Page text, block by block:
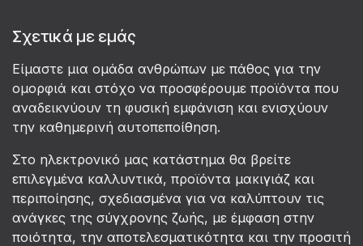
Σχετικά με εμάς
Είμαστε μια ομάδα ανθρώπων με πάθος για την
ομορφιά και στόχο να προσφέρουμε προϊόντα που
αναδεικνύουν τη φυσική εμφάνιση και ενισχύουν
την καθημερινή αυτοπεποίθηση.
Στο ηλεκτρονικό μας κατάστημα θα βρείτε
επιλεγμένα καλλυντικά, προϊόντα μακιγιάζ και
περιποίησης, σχεδιασμένα για να καλύπτουν τις
ανάγκες της σύγχρονης ζωής, με έμφαση στην
ποιότητα, την αποτελεσματικότητα και την προσιτή